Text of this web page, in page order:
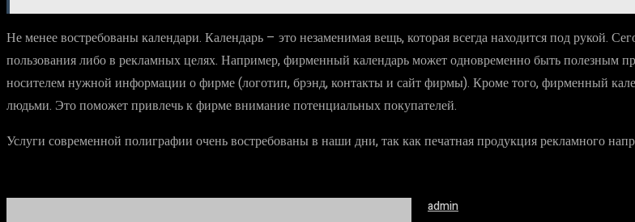
Не менее востребованы календари. Календарь – это незаменимая вещь, которая всегда находится под рукой.
пользования либо в рекламных целях. Например, фирменный календарь может одновременно быть полезным
носителем нужной информации о фирме (логотип, брэнд, контакты и сайт фирмы). Кроме того, фирменный
людьми. Это поможет привлечь к фирме внимание потенциальных покупателей.
Услуги современной полиграфии очень востребованы в наши дни, так как печатная продукция рекламного
admin